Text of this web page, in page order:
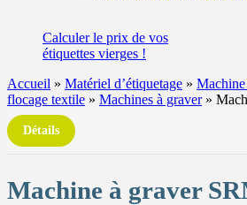
Calculerle prix de vos
étiquettes vierges !
Accueil » Matériel d’étiquetage » Machine
flocage textile » Machines à graver»
Détails
Machine à graver